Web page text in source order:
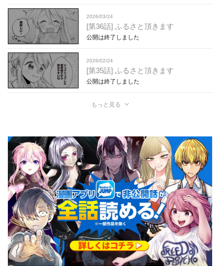
2026/03/24
[第36話] ふるさと頂きます
公開は終了しました
2026/02/24
[第35話] ふるさと頂きます
公開は終了しました
もっと見る